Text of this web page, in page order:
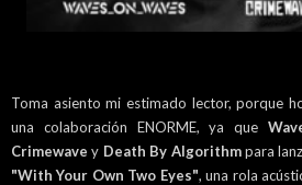
Toma asiento mi estimado lector, porque
una colaboración ENORME, ya que
Crimewavey Death By Algorithmpara
"With Your Own Two Eyes", una rola